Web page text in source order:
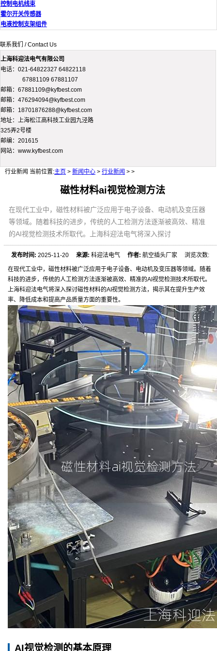
控制电机线束
霍尔开关传感器
电液控制支架组件
联系我们 / Contact Us
上海科迎法电气有限公司
电话：021-64822327 64822118
67881109 67881107
邮箱：67881109@kyfbest.com
邮箱：476294094@kyfbest.com
邮箱：18701876288@kyfbest.com
地址：上海松江高科技工业园九泾路
325弄2号楼
邮编：201615
网站：www.kyfbest.com
行业新闻 当前位置:主页 > 新闻中心 > 行业新闻 > >
磁性材料ai视觉检测方法
在现代工业中，磁性材料被广泛应用于电子设备、电动机及变压器
等领域。随着科技的进步，传统的人工检测方法逐渐被高效、精准
的AI视觉检测技术所取代。上海科迎法电气将深入探讨
发布时间: 2025-11-20来源: 科迎法电气作者: 航空插头厂家 浏览次数:
在现代工业中，磁性材料被广泛应用于电子设备、电动机及变压器等领域。随着
科技的进步，传统的人工检测方法逐渐被高效、精准的AI视觉检测技术所取代。
上海科迎法电气将深入探讨磁性材料的AI视觉检测方法，揭示其在提升生产效
率、降低成本和提高产品质量方面的重要性。
AI视觉检测的基本原理